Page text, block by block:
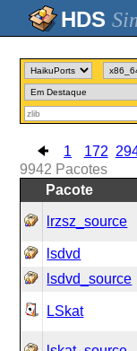
1 172
9942 Pacotes
Pacote
lrzsz_source
lsdvd
lsdvd_source
LSkat